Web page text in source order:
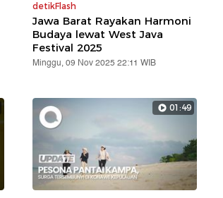
detikFlash
Jawa Barat Rayakan Harmoni
Budaya lewat West Java
Festival 2025
Minggu, 09 Nov 2025 22:11 WIB
01:49